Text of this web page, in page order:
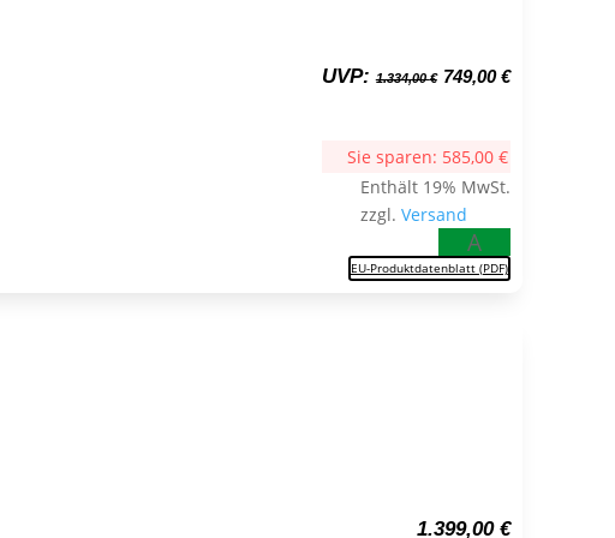
UVP: 1.334,00€ Ursprünglicher
1.334,00 €
749,00€Aktueller
Sie sparen: 585,00 €
Enthält 19% MwSt.
zzgl. Versand
A
EU-Produktdatenblatt (PDF)
1.399,00 €